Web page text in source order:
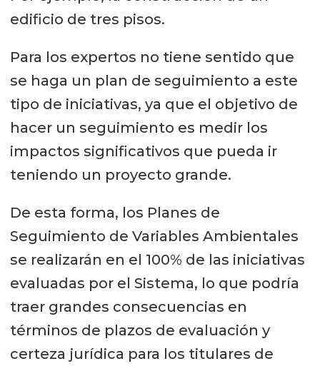
edificio de tres pisos.
Para los expertos no tiene sentido que
se haga un plan de seguimiento a este
tipo de iniciativas, ya que el objetivo de
hacer un seguimiento es medir los
impactos significativos que pueda ir
teniendo un proyecto grande.
De esta forma, los Planes de
Seguimiento de Variables Ambientales
se realizarán en el 100% de las iniciativas
evaluadas por el Sistema, lo que podría
traer grandes consecuencias en
términos de plazos de evaluación y
certeza jurídica para los titulares de